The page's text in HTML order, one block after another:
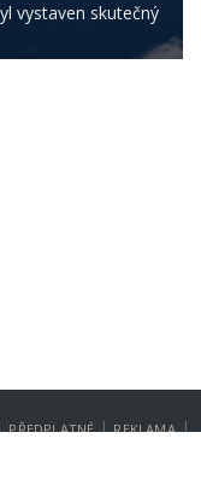
vystaven skutečný
PŘEDPLATNÉ | REKLAMA |